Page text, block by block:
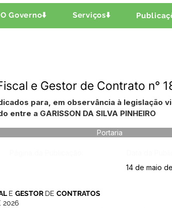
O Governo⬇️ Serviços⬇️
e Gestor de Contrato n°
para, em observância à legislação
entre a GARISSON DA SILVA PINHEIRO
Portaria
14 de maio
E GESTOR DE CONTRATOS
2026